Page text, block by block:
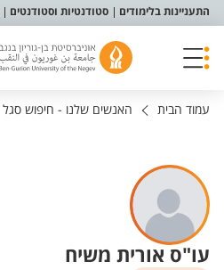
תפריט נגישות
התעניינות בלימודים סטודנטיות וסטודנטים
עמוד הבית האנשים שלנו - חיפוש סגל
עו"ס אורית משיח